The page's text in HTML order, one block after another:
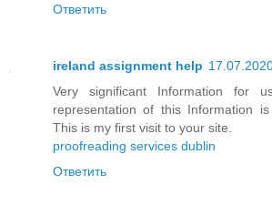
Ответить
ireland assignment help
Very significant Information for
representation of this Information
This is my first visit to your site.
proofreading services dublin
Ответить